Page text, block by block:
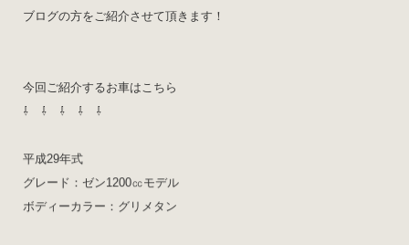
ブログの方をご紹介させて頂きます！
今回ご紹介するお車はこちら
⇩ ⇩ ⇩ ⇩ ⇩
平成29年式
グレード：ゼン1200㏄モデル
ボディーカラー：グリメタン